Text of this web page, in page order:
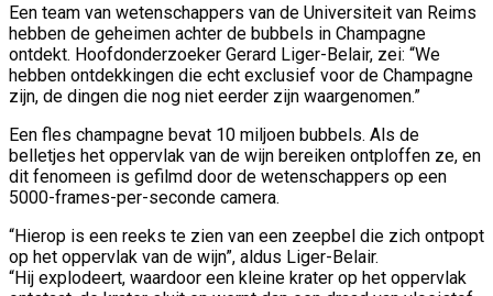
Een team van wetenschappers van de Universiteit van Reims
hebben de geheimen achter de bubbels in Champagne
ontdekt. Hoofdonderzoeker Gerard Liger-Belair, zei: “We
hebben ontdekkingen die echt exclusief voor de Champagne
zijn, de dingen die nog niet eerder zijn waargenomen.”
Een fles champagne bevat 10 miljoen bubbels. Als de
belletjes het oppervlak van de wijn bereiken ontploffen ze, en
dit fenomeen is gefilmd door de wetenschappers op een
5000-frames-per-seconde camera.
“Hierop is een reeks te zien van een zeepbel die zich ontpopt
op het oppervlak van de wijn”, aldus Liger-Belair.
“Hij explodeert, waardoor een kleine krater op het oppervlak